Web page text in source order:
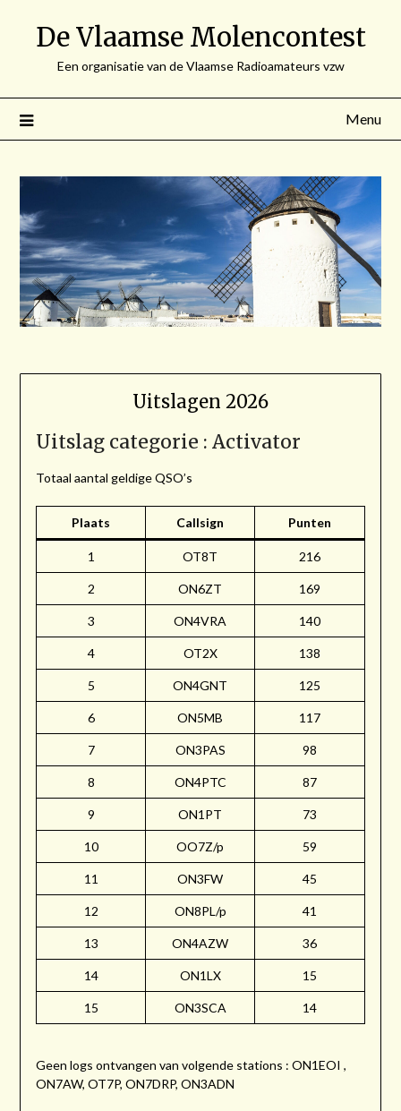
De Vlaamse Molencontest
Een organisatie van de Vlaamse Radioamateurs vzw
Menu
Uitslagen 2026
Uitslag categorie : Activator
Totaal aantal geldige QSO’s
Plaats Callsign Punten
1 OT8T 216
2 ON6ZT 169
3 ON4VRA 140
4 OT2X 138
5 ON4GNT 125
6 ON5MB 117
7 ON3PAS 98
8 ON4PTC 87
9 ON1PT 73
10 OO7Z/p 59
11 ON3FW 45
12 ON8PL/p 41
13 ON4AZW 36
14 ON1LX 15
15 ON3SCA 14
Geen logs ontvangen van volgende stations : ON1EOI ,
ON7AW, OT7P, ON7DRP, ON3ADN